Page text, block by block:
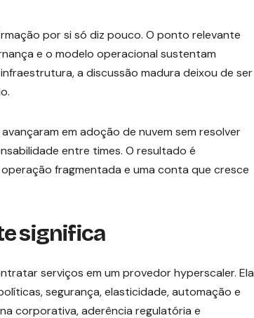
por si só diz pouco. O ponto relevante
e o modelo operacional sustentam
a discussão madura deixou de ser
em adoção de nuvem sem resolver
entre times. O resultado é
fragmentada e uma conta que cresce
significa
serviços em um provedor hyperscaler. Ela
segurança, elasticidade, automação e
corporativa, aderência regulatória e